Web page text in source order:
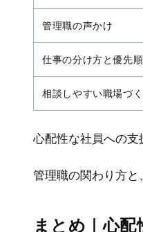
管理職の声かけ
仕事の分け方と優先
相談しやすい職場づく
心配性な社員への
管理職の関わり方
まとめ｜心